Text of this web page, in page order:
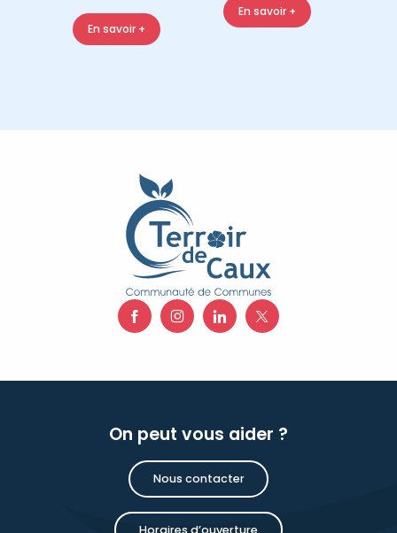
En savoir +
En savoir +
On peut vous aider ?
Nous contacter
Horaires d’ouverture